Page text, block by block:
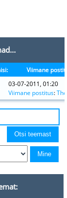
Viimane
03-07-2011, 01:20
Viimane postitus: